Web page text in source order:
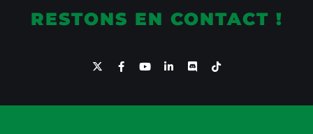
RESTONS EN CONTACT !